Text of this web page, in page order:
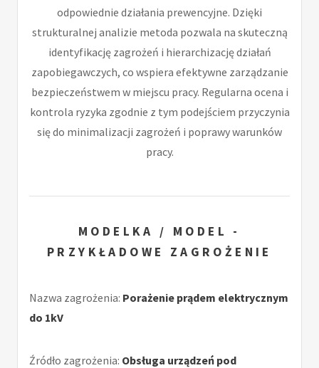
odpowiednie działania prewencyjne. Dzięki
strukturalnej analizie metoda pozwala na skuteczną
identyfikację zagrożeń i hierarchizację działań
zapobiegawczych, co wspiera efektywne zarządzanie
bezpieczeństwem w miejscu pracy. Regularna ocena i
kontrola ryzyka zgodnie z tym podejściem przyczynia
się do minimalizacji zagrożeń i poprawy warunków
pracy.
MODELKA / MODEL -
PRZYKŁADOWE ZAGROŻENIE
Nazwa zagrożenia: Porażenie prądem elektrycznym
do 1kV
Źródło zagrożenia: Obsługa urządzeń pod